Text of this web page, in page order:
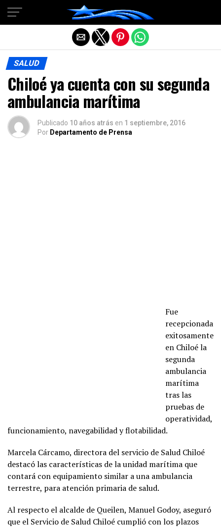
SALUD
Chiloé ya cuenta con su segunda
ambulancia marítima
Publicado 10 años atrás en 1 septiembre, 2016
Por Departamento de Prensa
Fue
recepcionada
exitosamente
en Chiloé la
segunda
ambulancia
marítima
tras las
pruebas de
operatividad,
funcionamiento, navegabilidad y flotabilidad.
Marcela Cárcamo, directora del servicio de Salud Chiloé
destacó las características de la unidad marítima que
contará con equipamiento similar a una ambulancia
terrestre, para atención primaria de salud.
Al respecto el alcalde de Queilen, Manuel Godoy, aseguró
que el Servicio de Salud Chiloé cumplió con los plazos
Salir de la versión móvil